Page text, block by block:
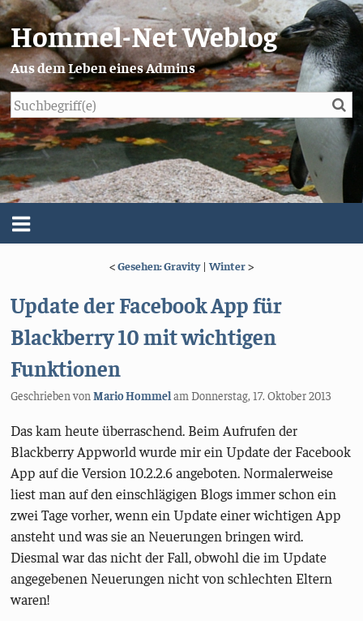
Hommel-Net Weblog
Aus dem Leben eines Admins
Impressum/Datenschutz
<Gesehen: Gravity | Winter>
Update der Facebook App für
Blackberry 10 mit wichtigen
Funktionen
Geschrieben vonMario HommelamDonnerstag, 17. Oktober 2013
Das kam heute überraschend. Beim Aufrufen der
Blackberry Appworld wurde mir ein Update der Facebook
App auf die Version 10.2.2.6 angeboten. Normalerweise
liest man auf den einschlägigen Blogs immer schon ein
zwei Tage vorher, wenn ein Update einer wichtigen App
ansteht und was sie an Neuerungen bringen wird.
Diesmal war das nicht der Fall, obwohl die im Update
angegebenen Neuerungen nicht von schlechten Eltern
waren!